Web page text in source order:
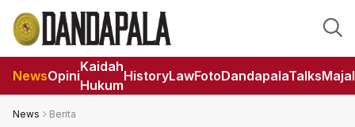
NewsOpini
Kaidah
Hukum
HistoryLawFotoDandapalaTalks
News Berita